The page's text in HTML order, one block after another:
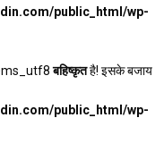
public_html/wp-
बहिष्कृतहै! इसके बजाय
public_html/wp-